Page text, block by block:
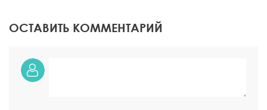
ОСТАВИТЬ КОММЕНТАРИЙ